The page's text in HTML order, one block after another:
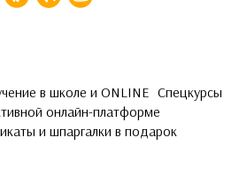
в школе и ONLINE Спецкурсы
онлайн-платформе
и шпаргалки в подарок